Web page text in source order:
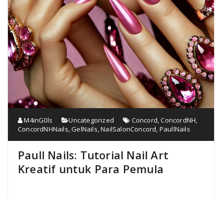
M4inG0ls Uncategorized Concord,ConcordNH,
ConcordNHNails,GelNails,NailSalonConcord, PaullNails
Paull Nails: Tutorial Nail Art
Kreatif untuk Para Pemula